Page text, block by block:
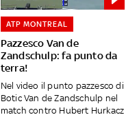
Pazzesco Van de
Zandschulp: fa punto da
terra!
ATP MONTREAL
Nel video il punto pazzesco di
Botic Van de Zandschulp nel
match contro Hubert Hurkacz